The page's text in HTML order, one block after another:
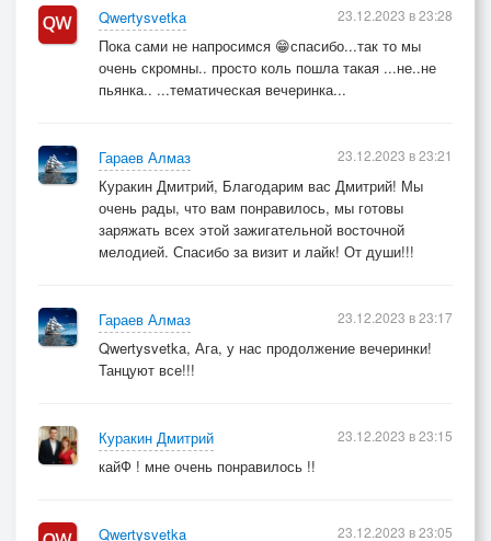
Qwertysvetka
Пока сами не напросимся 😁спасибо...так то мы
очень скромны.. просто коль пошла такая ...не..не
пьянка.. ...тематическая вечеринка...
23.12.2023 в 23:28
Гараев Алмаз
Куракин Дмитрий, Благодарим вас Дмитрий! Мы
очень рады, что вам понравилось, мы готовы
заряжать всех этой зажигательной восточной
мелодией. Спасибо за визит и лайк! От души!!!
23.12.2023 в 23:21
Гараев Алмаз
Qwertysvetka, Ага, у нас продолжение вечеринки!
Танцуют все!!!
23.12.2023 в 23:17
Куракин Дмитрий
кайФ ! мне очень понравилось !!
23.12.2023 в 23:15
Qwertysvetka
23.12.2023 в 23:05